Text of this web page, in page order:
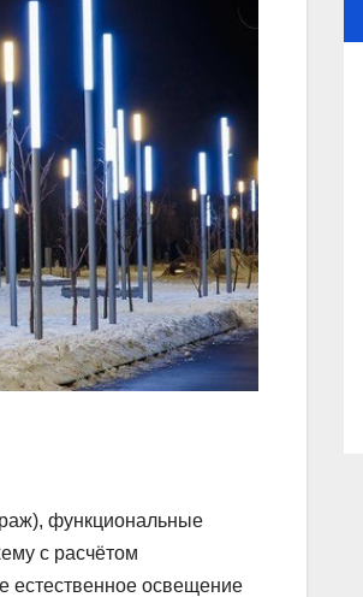
функциональные
с расчётом
естественное освещение